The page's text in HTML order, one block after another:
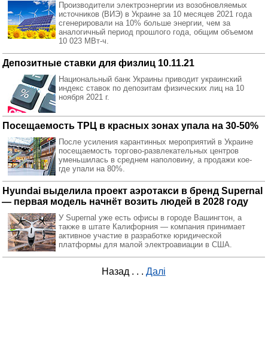
Производители электроэнергии из возобновляемых
источников (ВИЭ) в Украине за 10 месяцев 2021 года
сгенерировали на 10% больше энергии, чем за
аналогичный период прошлого года, общим объемом
10 023 МВт-ч.
Депозитные ставки для физлиц 10.11.21
Национальный банк Украины приводит украинский
индекс ставок по депозитам физических лиц на 10
ноября 2021 г.
Посещаемость ТРЦ в красных зонах упала на 30-50%
После усиления карантинных мероприятий в Украине
посещаемость торгово-развлекательных центров
уменьшилась в среднем наполовину, а продажи кое-
где упали на 80%.
Hyundai выделила проект аэротакси в бренд Supernal
— первая модель начнёт возить людей в 2028 году
У Supernal уже есть офисы в городе Вашингтон, а
также в штате Калифорния — компания принимает
активное участие в разработке юридической
платформы для малой электроавиации в США.
Назад . . . Далі